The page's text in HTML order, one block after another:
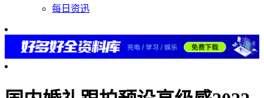
每日资迅